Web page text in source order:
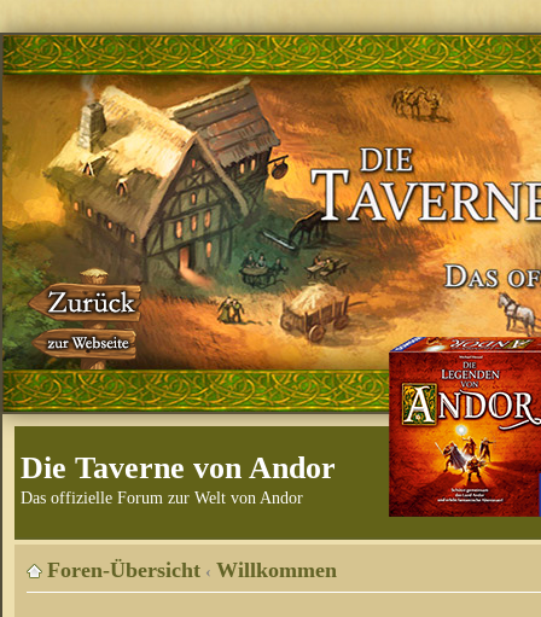
Die Taverne von Andor
Das offizielle Forum zur Welt von Andor
Foren-Übersicht ‹ Willkommen